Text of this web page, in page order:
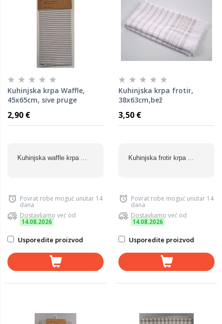
Kuhinjska krpa Waffle,
45x65cm, sive pruge
2,90 €
Kuhinjska waffle krpa ...
Povrat robe moguć unutar 14
dana
Dostavljamo već od
14.08.2026
Usporedite proizvod
Kuhinjska krpa frotir,
38x63cm,bež
3,50 €
Kuhinjska frotir krpa ...
Povrat robe moguć unutar 14
dana
Dostavljamo već od
14.08.2026
Usporedite proizvod